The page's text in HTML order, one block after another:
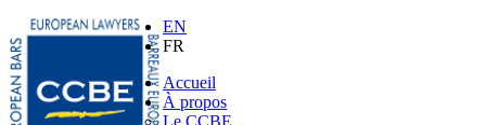
EN
FR
Accueil
À propos
Le CCBE